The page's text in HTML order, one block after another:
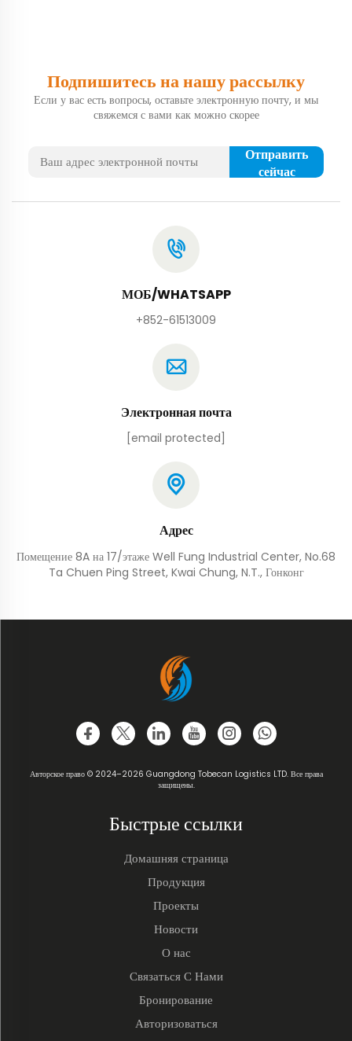
Подпишитесь на нашу рассылку
Если у вас есть вопросы, оставьте электронную почту, и мы
свяжемся с вами как можно скорее
Отправить
сейчас
МОБ/WHATSAPP
+852-61513009
Электронная почта
[email protected]
Адрес
Помещение 8A на 17/этаже Well Fung Industrial Center, No.68
Ta Chuen Ping Street, Kwai Chung, N.T., Гонконг
Авторское право © 2024–2026 Guangdong Tobecan Logistics LTD. Все права
защищены.
Быстрые ссылки
Домашняя страница
Продукция
Проекты
Новости
О нас
Связаться С Нами
Бронирование
Авторизоваться